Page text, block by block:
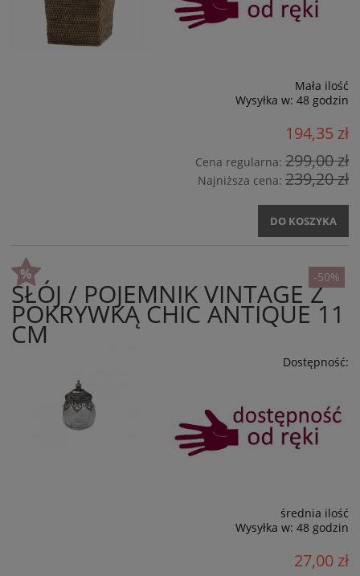
Mała ilość
Wysyłka w: 48 godzin
194,35 zł
Cena regularna: 299,00 zł
Najniższa cena: 239,20 zł
DO KOSZYKA
SŁÓJ / POJEMNIK VINTAGE Z
POKRYWKĄ CHIC ANTIQUE 11
CM
Dostępność:
średnia ilość
Wysyłka w: 48 godzin
27,00 zł
-50%